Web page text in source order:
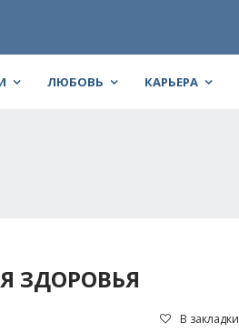
ЛЮБОВЬ КАРЬЕРА
ЗДОРОВЬЯ
В закладки